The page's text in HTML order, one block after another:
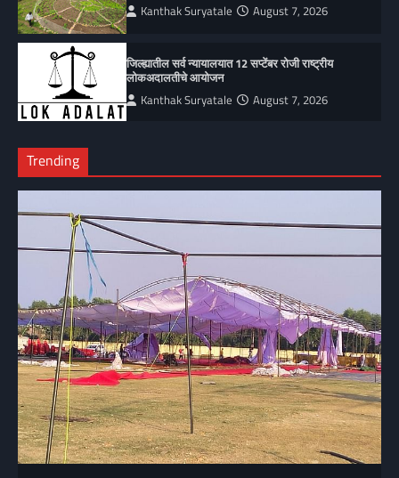
Kanthak Suryatale August 7, 2026
जिल्ह्यातील सर्व न्यायालयात 12 सप्टेंबर रोजी राष्ट्रीय
लोकअदालतीचे आयोजन
Kanthak Suryatale August 7, 2026
Trending